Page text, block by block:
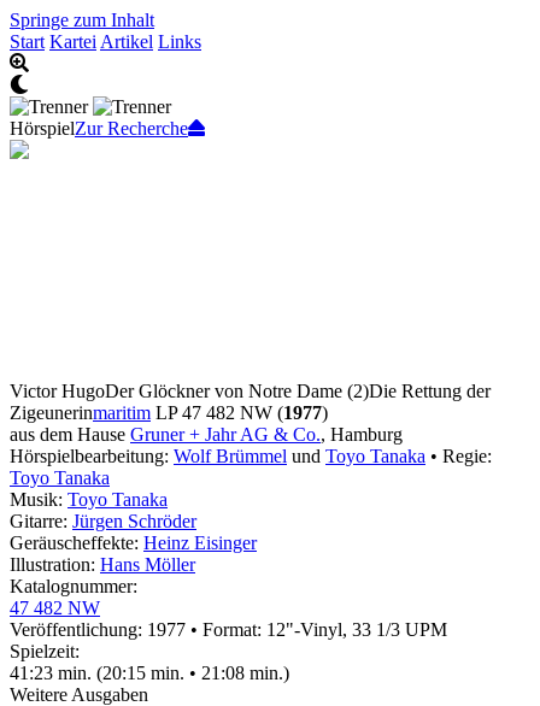
Springe zum Inhalt
Start Kartei Artikel Links
HörspielZur Recherche
Victor HugoDer Glöckner von Notre Dame (2)Die Rettung der
Zigeunerinmaritim LP 47 482 NW (1977)
aus dem Hause Gruner + Jahr AG & Co., Hamburg
Hörspielbearbeitung: Wolf Brümmel und Toyo Tanaka • Regie:
Toyo Tanaka
Musik: Toyo Tanaka
Gitarre: Jürgen Schröder
Geräuscheffekte: Heinz Eisinger
Illustration: Hans Möller
Katalognummer:
47 482 NW
Veröffentlichung: 1977 • Format: 12"-Vinyl, 33 1/3 UPM
Spielzeit:
41:23 min. (20:15 min. • 21:08 min.)
Weitere Ausgaben